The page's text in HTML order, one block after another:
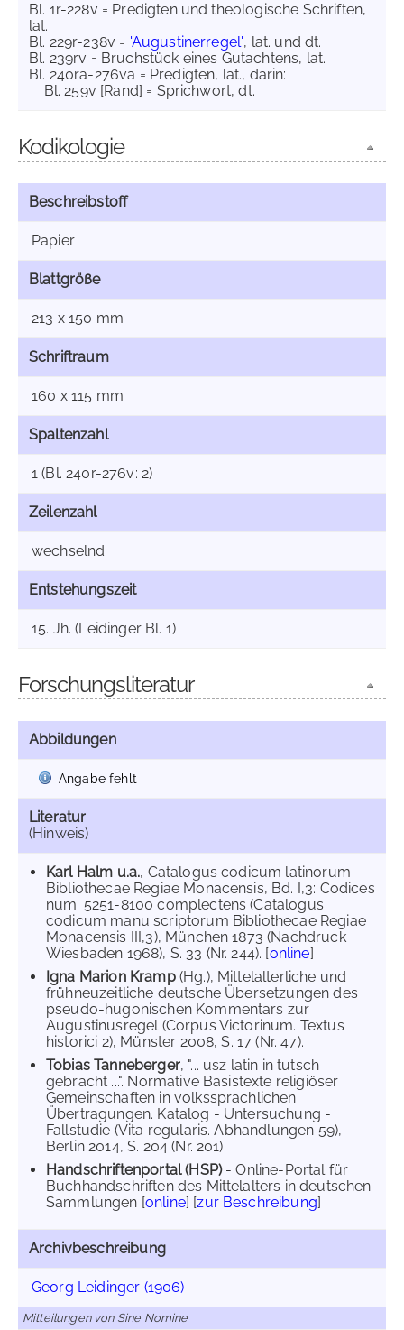
Bl. 1r-228v = Predigten und theologische Schriften,
lat.
Bl. 229r-238v = 'Augustinerregel', lat. und dt.
Bl. 239rv = Bruchstück eines Gutachtens, lat.
Bl. 240ra-276va = Predigten, lat., darin:
Bl. 259v [Rand] = Sprichwort, dt.
Kodikologie
Beschreibstoff
Papier
Blattgröße
213 x 150 mm
Schriftraum
160 x 115 mm
Spaltenzahl
1 (Bl. 240r-276v: 2)
Zeilenzahl
wechselnd
Entstehungszeit
15. Jh. (Leidinger Bl. 1)
Forschungsliteratur
Abbildungen
Angabe fehlt
Literatur
(Hinweis)
Karl Halm u.a., Catalogus codicum latinorum
Bibliothecae Regiae Monacensis, Bd. I,3: Codices
num. 5251-8100 complectens (Catalogus
codicum manu scriptorum Bibliothecae Regiae
Monacensis III,3), München 1873 (Nachdruck
Wiesbaden 1968), S. 33 (Nr. 244). [online]
Igna Marion Kramp (Hg.), Mittelalterliche und
frühneuzeitliche deutsche Übersetzungen des
pseudo-hugonischen Kommentars zur
Augustinusregel (Corpus Victorinum. Textus
historici 2), Münster 2008, S. 17 (Nr. 47).
Tobias Tanneberger, "... usz latin in tutsch
gebracht ...". Normative Basistexte religiöser
Gemeinschaften in volkssprachlichen
Übertragungen. Katalog - Untersuchung -
Fallstudie (Vita regularis. Abhandlungen 59),
Berlin 2014, S. 204 (Nr. 201).
Handschriftenportal (HSP)- Online-Portal für
Buchhandschriften des Mittelalters in deutschen
Sammlungen [online] [zur Beschreibung]
Archivbeschreibung
Georg Leidinger (1906)
Mitteilungen von Sine Nomine